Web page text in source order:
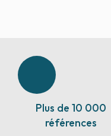
Plus de 10 000
références